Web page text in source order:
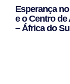
Esperança
e o Centro
– África do Sul